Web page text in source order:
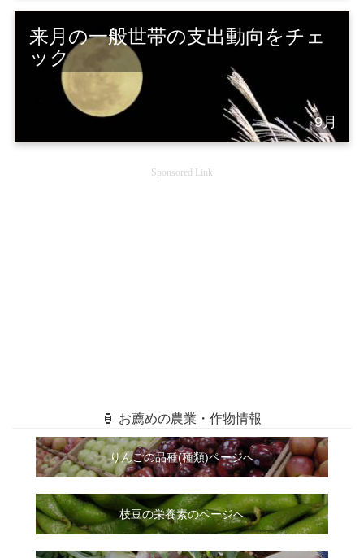
来月の一般世帯の支出動向をチェ
ック
9月
Sponsored Link
🏮 お薦めの農業・作物情報
りんごの品種(種類)ページへ
枝豆の栄養素のページへ